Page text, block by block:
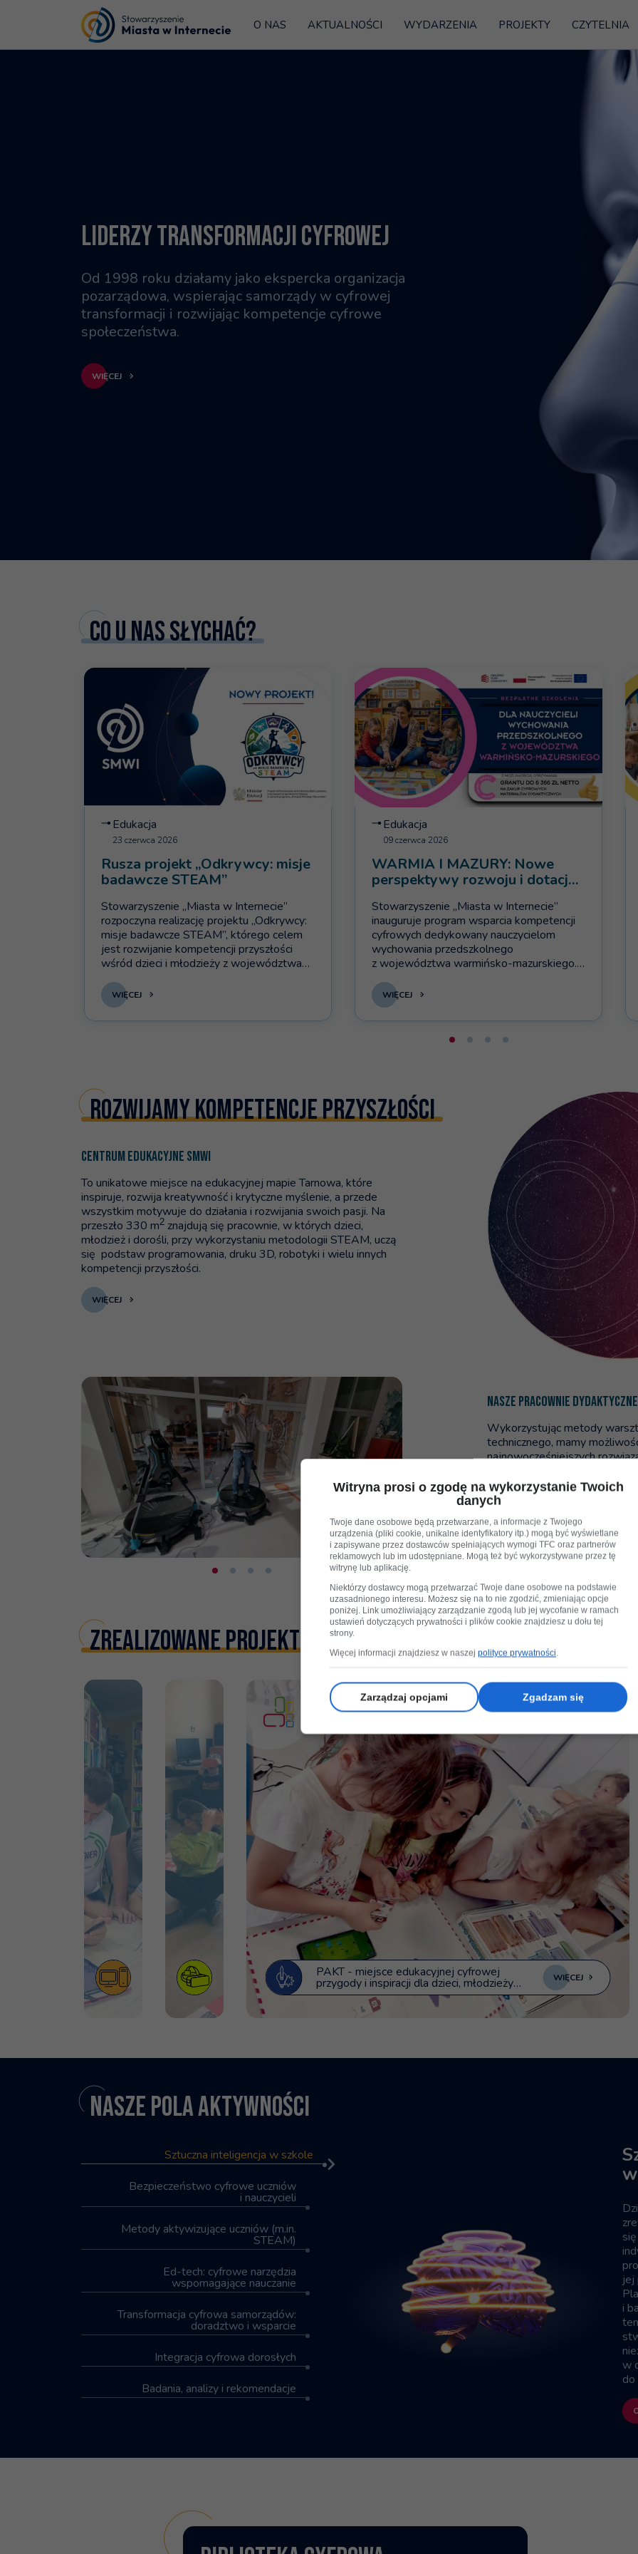
Strona główna O NAS AKTUALNOŚCI WYDARZENIA PROJEKTY CZYTELNIA
LIDERZY TRANSFORMACJI CYFROWEJ
Od 1998 roku działamy jako ekspercka organizacja
pozarządowa, wspierając samorządy w cyfrowej
transformacji i rozwijając kompetencje cyfrowe
społeczeństwa.
WIĘCEJ
Co u nas słychać?
Edukacja
23 czerwca 2026
Rusza projekt „Odkrywcy: misje
badawcze STEAM”
Stowarzyszenie „Miasta w Internecie”
rozpoczyna realizację projektu „Odkrywcy:
misje badawcze STEAM”, którego celem
jest rozwijanie kompetencji przyszłości
wśród dzieci i młodzieży z województwa
od czerwca do grudnia 2026 roku i obejmie
łącznie 1220 uczennic i uczniów.
WIĘCEJ
Więcej na temat: Rusza projekt „Odkrywcy: misje badawcze STEAM”
Edukacja
09 czerwca 2026
WARMIA I MAZURY: Nowe
perspektywy rozwoju i dotacje
Stowarzyszenie „Miasta w Internecie”
inauguruje program wsparcia kompetencji
cyfrowych dedykowany nauczycielom
wychowania przedszkolnego
z województwa warmińsko-mazurskiego.
w regionach małopolskim i świętokrzyskim,
a w ostatnim miesiącu rownież
w pomorskim, nadszedł czas na
wzmocnienie potencjału technologicznego
WIĘCEJ
Więcej na temat: WARMIA I MAZURY: Nowe
Rozwijamy kompetencje przyszłości
CENTRUM EDUKACYJNE SMWI
To unikatowe miejsce na edukacyjnej mapie Tarnowa, które
inspiruje, rozwija kreatywność i krytyczne myślenie, a przede
wszystkim motywuje do działania i rozwijania swoich pasji. Na
przeszło 330 m2 znajdują się pracownie, w których dzieci,
młodzież i dorośli, przy wykorzystaniu metodologii STEAM, uczą
się podstaw programowania, druku 3D, robotyki i wielu innych
kompetencji przyszłości.
WIĘCEJ
NASZE PRACOWNIE DYDAKTYCZNE
Wykorzystując metody
technicznego, mamy
najnowocześniejszych
PRZESTRZEŃ KREACJI,
Wyposażona w gogle i
oraz kierownice do symulacji,
planszowe.
Zrealizowane projekty
PAKT - miejsce edukacyjnej cyfrowej
przygody i inspiracji dla dzieci, młodzieży
oraz osób dorosłych.
WIĘCEJ
Nasze pola aktywności
Sztuczna inteligencja w szkole
Bezpieczeństwo cyfrowe uczniów
i nauczycieli
Metody aktywizujące uczniów (m.in.
STEAM)
Ed-tech: cyfrowe narzędzia
wspomagające nauczanie
Transformacja cyfrowa samorządów:
doradztwo i wsparcie
Integracja cyfrowa dorosłych
Badania, analizy i rekomendacje
jej
i
w
do
Witryna prosi o zgodę na wykorzystanie Twoich
danych
Twoje dane osobowe będą przetwarzane, a informacje z Twojego
urządzenia (pliki cookie, unikalne identyfikatory itp.) mogą być wyświetlane
i zapisywane przez dostawców spełniających wymogi TFC oraz partnerów
reklamowych lub im udostępniane. Mogą też być wykorzystywane przez tę
witrynę lub aplikację.
Niektórzy dostawcy mogą przetwarzać Twoje dane osobowe na podstawie
uzasadnionego interesu. Możesz się na to nie zgodzić, zmieniając opcje
poniżej. Link umożliwiający zarządzanie zgodą lub jej wycofanie w ramach
ustawień dotyczących prywatności i plików cookie znajdziesz u dołu tej
strony.
Więcej informacji znajdziesz w naszej polityce prywatności.
Zarządzaj opcjami Zgadzam się